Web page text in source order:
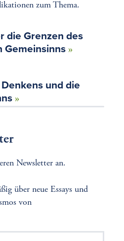
zum Thema.
die Grenzen des
Gemeinsinns
und die
Newsletter an.
über neue Essays und
von